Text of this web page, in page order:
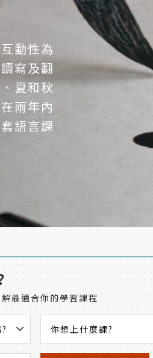
動性為
寫及翻
夏和秋
兩年內
語言課
最適合你的學習課程